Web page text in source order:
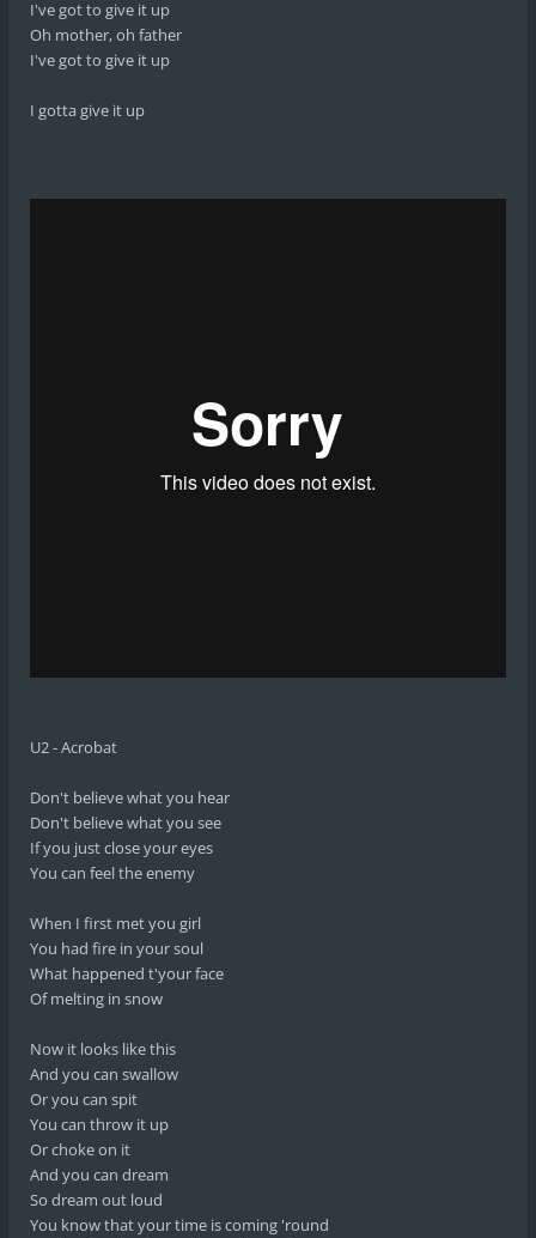
I've got to give it up
Oh mother, oh father
I've got to give it up
I gotta give it up
U2 - Acrobat
Don't believe what you hear
Don't believe what you see
If you just close your eyes
You can feel the enemy
When I first met you girl
You had fire in your soul
What happened t'your face
Of melting in snow
Now it looks like this
And you can swallow
Or you can spit
You can throw it up
Or choke on it
And you can dream
So dream out loud
You know that your time is coming 'round